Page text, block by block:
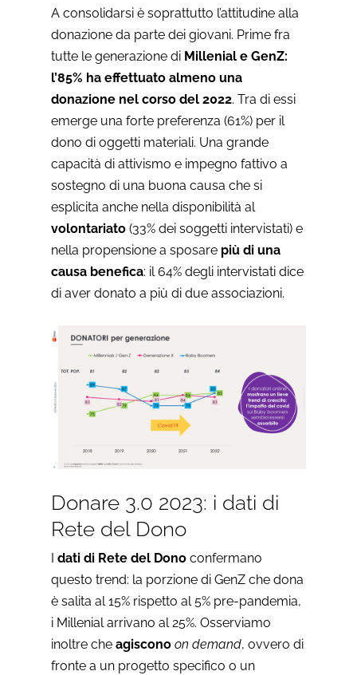
A consolidarsi è soprattutto l’attitudine alla
donazione da parte dei giovani. Prime fra
tutte le generazione di Millenial e GenZ:
l’85% ha effettuato almeno una
donazione nel corso del 2022. Tra di essi
emerge una forte preferenza (61%) per il
dono di oggetti materiali. Una grande
capacità di attivismo e impegno fattivo a
sostegno di una buona causa che si
esplicita anche nella disponibilità al
volontariato (33% dei soggetti intervistati) e
nella propensione a sposare più di una
causa benefica: il 64% degli intervistati dice
di aver donato a più di due associazioni.
Donare 3.0 2023: i dati di
Rete del Dono
dati di Rete del Dono confermano
questo trend: la porzione di GenZ che dona
è salita al 15% rispetto al 5% pre-pandemia,
i Millenial arrivano al 25%. Osserviamo
inoltre che agiscono on demand, ovvero di
fronte a un progetto specifico o un